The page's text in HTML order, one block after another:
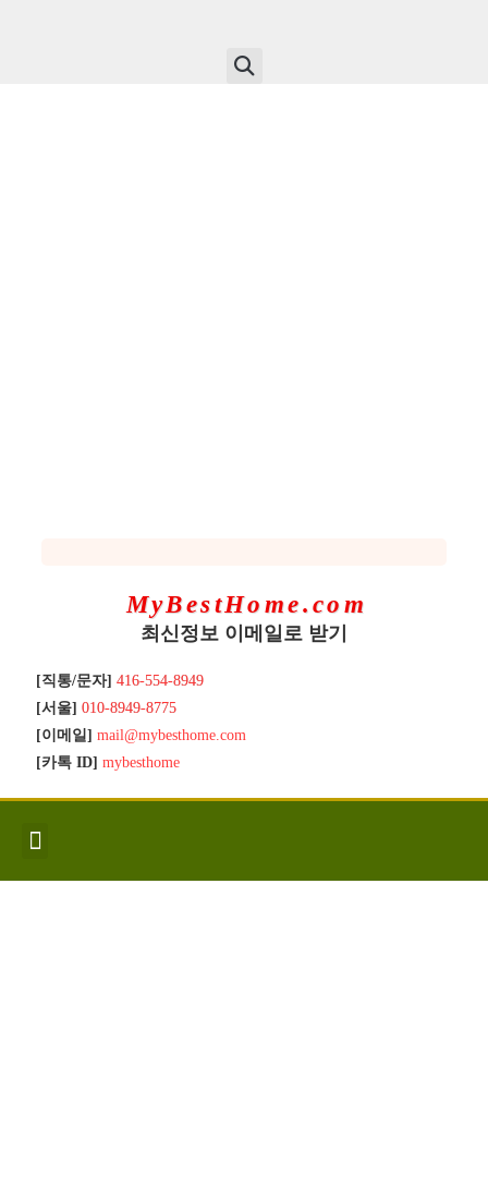
MyBestHome.com
최신정보 이메일로 받기
[직통/문자] 416-554-8949
[서울] 010-8949-8775
[이메일] mail@mybesthome.com
[카톡 ID] mybesthome